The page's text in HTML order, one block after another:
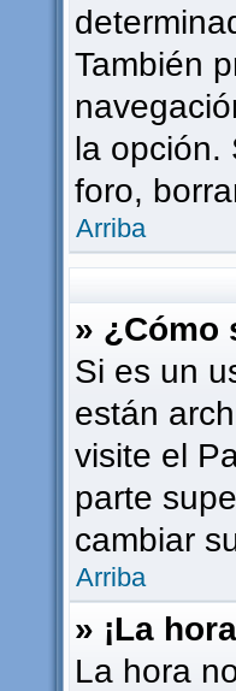
También
la opción.
foro,
Arriba
» ¿Cómo
Si es un
están
visite el
parte
cambiar
Arriba
» ¡La
La hora